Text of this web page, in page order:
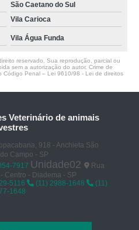
São Caetano do Sul
Vila Carioca
Vila Água Funda
reservado. Sua reprodução, parcial ou
sem a autorização do autor. Crime de
Código Penal – Lei 9610/98 - Lei de direitos
Veterinário de animais
918 - Anchieta São
Campo - SP
7917 Unidade02
Rua
Centro - Diadema - SP
5116 (11) 2988-1648
(11)
1648